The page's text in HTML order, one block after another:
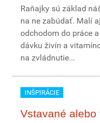
Raňajky sú základ
na ne zabúdať. Malí
odchodom do práce
dávku živín a
na zvládnutie...
INŠPIRÁCIE
Vstavané